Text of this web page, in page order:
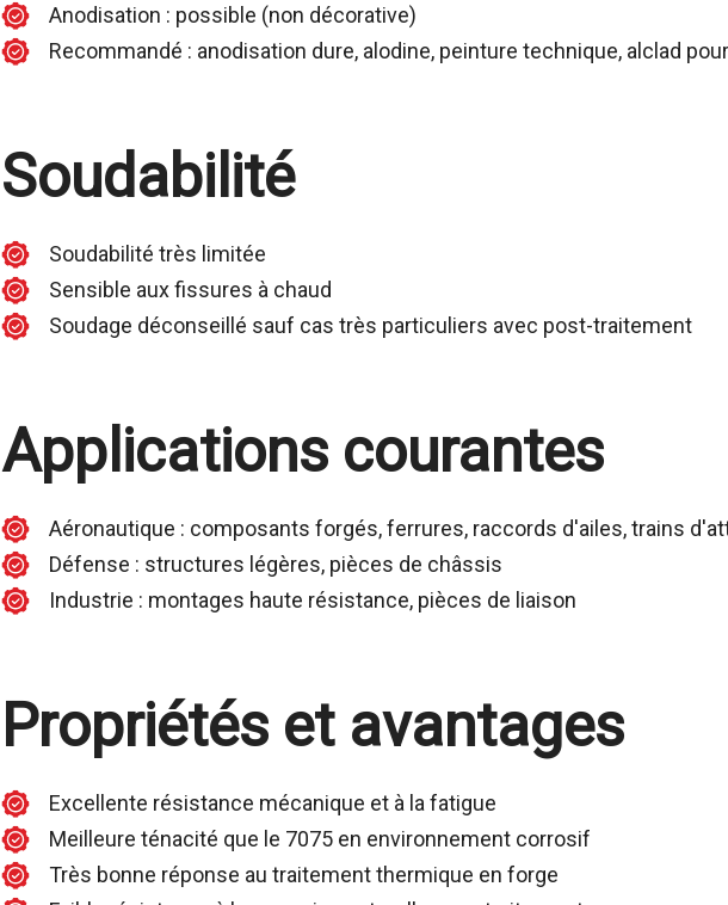
Anodisation : possible (non décorative)
Recommandé : anodisation dure, alodine, peinture technique, alclad
Soudabilité
Soudabilité très limitée
Sensible aux fissures à chaud
Soudage déconseillé sauf cas très particuliers avec post-traitement
Applications courantes
Aéronautique : composants forgés, ferrures, raccords d'ailes, trains
Défense : structures légères, pièces de châssis
Industrie : montages haute résistance, pièces de liaison
Propriétés et avantages
Excellente résistance mécanique et à la fatigue
Meilleure ténacité que le 7075 en environnement corrosif
Très bonne réponse au traitement thermique en forge